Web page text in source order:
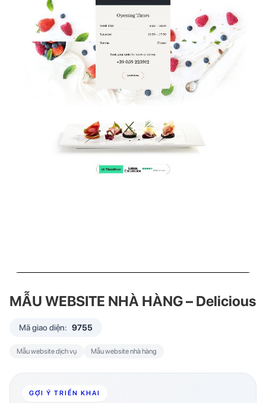
MẪU WEBSITE NHÀ HÀNG – Delicious
Mã giao diện: 9755
Mẫu website dịch vụ Mẫu website nhà hàng
GỢI Ý TRIỂN KHAI